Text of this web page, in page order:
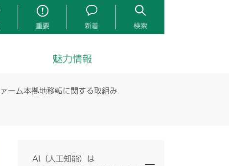
重要 新着 検索
魅力情報
ーム本拠地移転に関する取組み
AI（人工知能）は